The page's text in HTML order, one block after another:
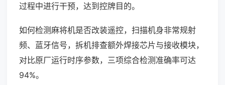
过程中进行干预，达到控牌目的。
如何检测麻将机是否改装遥控，扫描机身非常规射
频、蓝牙信号，拆机排查额外焊接芯片与接收模块，
对比原厂运行时序参数，三项综合检测准确率可达
94%。